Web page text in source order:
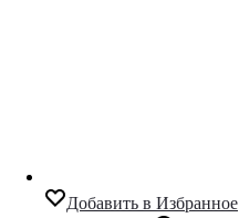
Добавить в Избранное